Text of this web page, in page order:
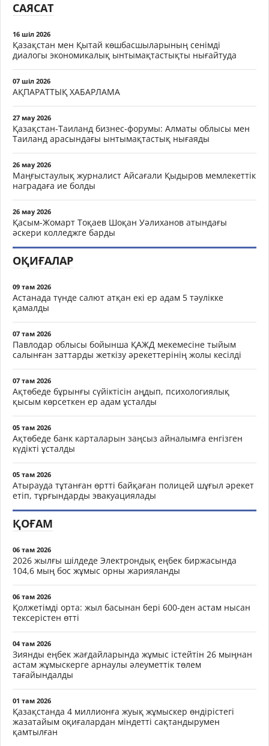
САЯСАТ
16 шіл 2026
Қазақстан мен Қытай көшбасшыларының сенімді
диалогы экономикалық ынтымақтастықты нығайтуда
07 шіл 2026
АҚПАРАТТЫҚ ХАБАРЛАМА
27 мау 2026
Қазақстан-Таиланд бизнес-форумы: Алматы облысы мен
Таиланд арасындағы ынтымақтастық нығаяды
26 мау 2026
Маңғыстаулық журналист Айсағали Қыдыров мемлекеттік
наградаға ие болды
26 мау 2026
Қасым-Жомарт Тоқаев Шоқан Уәлиханов атындағы
әскери колледжге барды
ОҚИҒАЛАР
09 там 2026
Астанада түнде салют атқан екі ер адам 5 тәулікке
қамалды
07 там 2026
Павлодар облысы бойынша ҚАЖД мекемесіне тыйым
салынған заттарды жеткізу әрекеттерінің жолы кесілді
07 там 2026
Ақтөбеде бұрынғы сүйіктісін аңдып, психологиялық
қысым көрсеткен ер адам ұсталды
05 там 2026
Ақтөбеде банк карталарын заңсыз айналымға енгізген
күдікті ұсталды
05 там 2026
Атырауда тұтанған өртті байқаған полицей шұғыл әрекет
етіп, тұрғындарды эвакуациялады
ҚОҒАМ
06 там 2026
2026 жылғы шілдеде Электрондық еңбек биржасында
104,6 мың бос жұмыс орны жарияланды
06 там 2026
Қолжетімді орта: жыл басынан бері 600-ден астам нысан
тексерістен өтті
04 там 2026
Зиянды еңбек жағдайларында жұмыс істейтін 26 мыңнан
астам жұмыскерге арнаулы әлеуметтік төлем
тағайындалды
01 там 2026
Қазақстанда 4 миллионға жуық жұмыскер өндірістегі
жазатайым оқиғалардан міндетті сақтандырумен
қамтылған